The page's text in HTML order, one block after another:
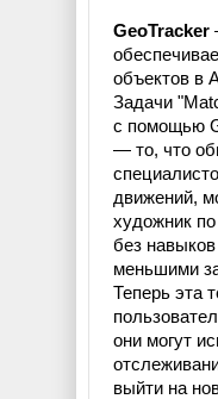
GeoTracker
объектов в
Задачи
с помощью
— то, что
движений,
художник
без
меньшими
Теперь эта
они могут
выйти на